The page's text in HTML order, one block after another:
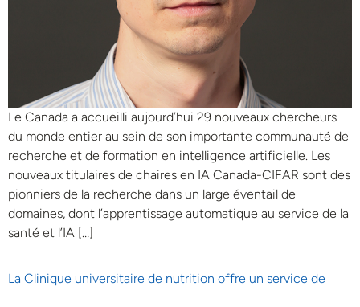
Le Canada a accueilli aujourd’hui 29 nouveaux chercheurs
du monde entier au sein de son importante communauté de
recherche et de formation en intelligence artificielle. Les
nouveaux titulaires de chaires en IA Canada-CIFAR sont des
pionniers de la recherche dans un large éventail de
domaines, dont l’apprentissage automatique au service de la
santé et l’IA […]
La Clinique universitaire de nutrition offre un service de